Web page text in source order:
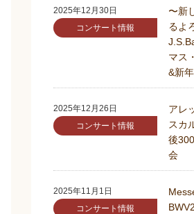
2025年12月30日
コンサート情報
〜新
るよ
マス
&新
2025年12月26日
コンサート情報
アレ
スカ
後
会
2025年11月1日
コンサート情報